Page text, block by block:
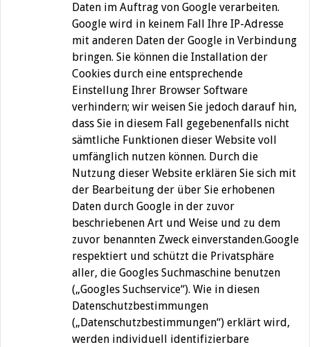
Daten im Auftrag von Google verarbeiten.
Google wird in keinem Fall Ihre IP-Adresse
mit anderen Daten der Google in Verbindung
bringen. Sie können die Installation der
Cookies durch eine entsprechende
Einstellung Ihrer Browser Software
verhindern; wir weisen Sie jedoch darauf hin,
dass Sie in diesem Fall gegebenenfalls nicht
sämtliche Funktionen dieser Website voll
umfänglich nutzen können. Durch die
Nutzung dieser Website erklären Sie sich mit
der Bearbeitung der über Sie erhobenen
Daten durch Google in der zuvor
beschriebenen Art und Weise und zu dem
zuvor benannten Zweck einverstanden.Google
respektiert und schützt die Privatsphäre
aller, die Googles Suchmaschine benutzen
(„Googles Suchservice“). Wie in diesen
Datenschutzbestimmungen
(„Datenschutzbestimmungen“) erklärt wird,
werden individuell identifizierbare